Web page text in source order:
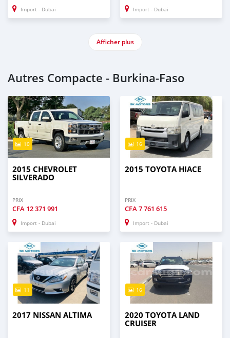
Import - Dubai Import - Dubai
Afficher plus
Autres Compacte - Burkina-Faso
10
2015 CHEVROLET
SILVERADO
PRIX
CFA 12 371 991
Import - Dubai
16
2015 TOYOTA HIACE
PRIX
CFA7 761 615
Import - Dubai
11
2017 NISSAN ALTIMA
16
2020 TOYOTA LAND
CRUISER